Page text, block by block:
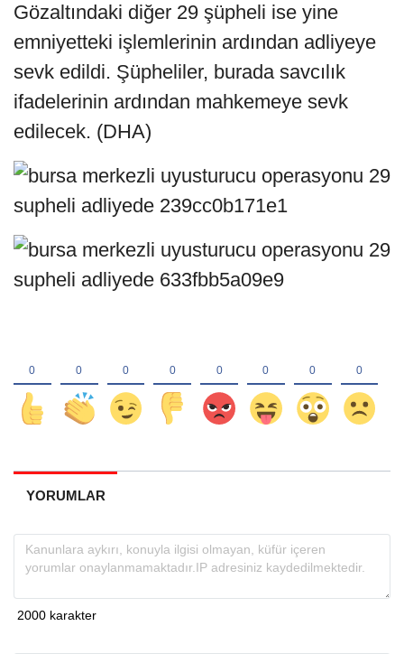
Gözaltındaki diğer 29 şüpheli ise yine
emniyetteki işlemlerinin ardından adliyeye
sevk edildi. Şüpheliler, burada savcılık
ifadelerinin ardından mahkemeye sevk
edilecek. (DHA)
YORUMLAR